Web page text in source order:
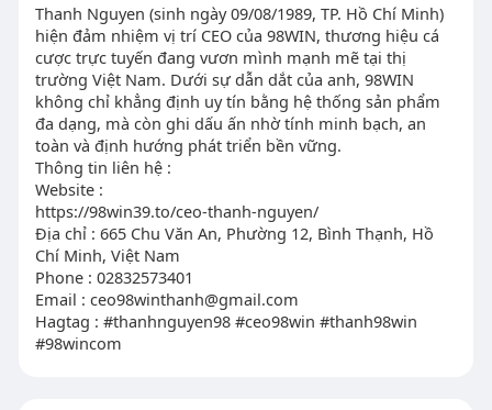
Thanh Nguyen (sinh ngày 09/08/1989, TP. Hồ Chí Minh)
hiện đảm nhiệm vị trí CEO của 98WIN, thương hiệu cá
cược trực tuyến đang vươn mình mạnh mẽ tại thị
trường Việt Nam. Dưới sự dẫn dắt của anh, 98WIN
không chỉ khẳng định uy tín bằng hệ thống sản phẩm
đa dạng, mà còn ghi dấu ấn nhờ tính minh bạch, an
toàn và định hướng phát triển bền vững.
Thông tin liên hệ :
Website :
https://98win39.to/ceo-thanh-nguyen/
Địa chỉ : 665 Chu Văn An, Phường 12, Bình Thạnh, Hồ
Chí Minh, Việt Nam
Phone : 02832573401
Email : ceo98winthanh@gmail.com
Hagtag : #thanhnguyen98 #ceo98win #thanh98win
#98wincom